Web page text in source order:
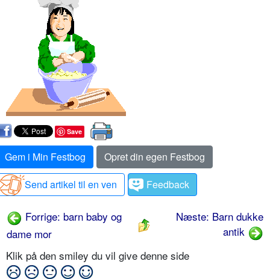
Save
Gem i Min Festbog
Opret din egen Festbog
Send artikel til en ven
Feedback
Forrige: barn baby og
dame mor
Næste: Barn dukke
antik
Klik på den smiley du vil give denne side